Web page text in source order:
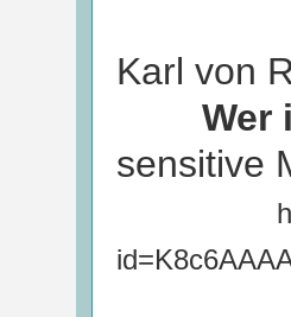
Karl von
Wer
sensitive